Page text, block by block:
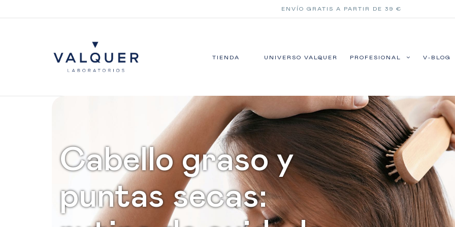
ENVÍO GRATIS A PARTIR DE 39 €
TIENDA UNIVERSO VALQUER PROFESIONAL V-BLOG
Cabello graso y
puntas secas: